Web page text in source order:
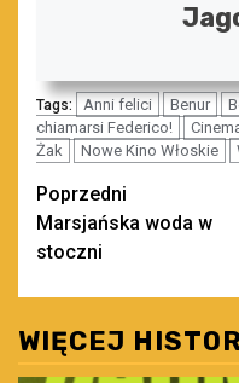
Tags: Anni felici Benur
chiamarsi Federico!
Żak
Nowe Kino Włoskie
Zobacz
wpisy
Poprzedni
Marsjańska woda w
stoczni
WIĘCEJ